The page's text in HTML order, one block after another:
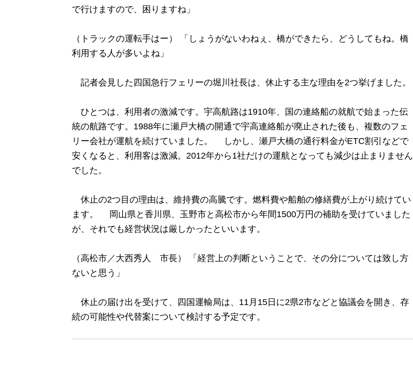
で行けますので、困りますね」
（トラックの運転手はー） 「しょうがないわねぇ、橋ができたら、どうしてもね。橋
利用する人が多いよね」
記者会見した四国急行フェリーの堀川社長は、休止する主な理由を2つ挙げました。
ひとつは、利用者の激減です。宇高航路は1910年、国の連絡船の就航で始まった伝
統の航路です。1988年に瀬戸大橋の開通で宇高連絡船が廃止された後も、複数のフェ
リー会社が運航を続けていました。 しかし、瀬戸大橋の通行料金がETC割引などで
安くなると、利用客は激減。2012年から1社だけの運航となっても減少は止まりません
でした。
休止の2つ目の理由は、維持費の高騰です。燃料費や船舶の修繕費が上がり続けてい
ます。 岡山県と香川県、玉野市と高松市から年間1500万円の補助を受けていました
が、それでも経営状況は厳しかったといいます。
（高松市／大西秀人 市長） 「経営上の判断ということで、その分については致し方
ないと思う」
休止の届け出を受けて、四国運輸局は、11月15日に2県2市などと協議会を開き、存
続の可能性や代替案について検討する予定です。